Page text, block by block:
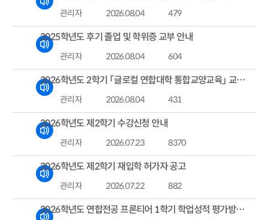
관리자 2026.08.04 479
2025학년도 후기 졸업 및 학위증 교부 안내
관리자 2026.08.04 604
2026학년도 2학기 「글로컬 연합대학 통합교양교육」 교과목 수강안내
관리자 2026.08.04 431
2026학년도 제2학기 수강신청 안내
관리자 2026.07.23 8370
2026학년도 제2학기 재입학 허가자 공고
관리자 2026.07.22 882
2026학년도 연합전공 프론티어 1학기 학업성적 평가방법 및 처리일정 안내